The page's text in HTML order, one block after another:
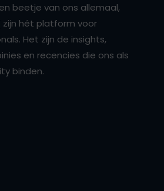
beetje van ons allemaal,
zijn hét platform voor
Het zijn de insights,
en recencies die ons als
binden.